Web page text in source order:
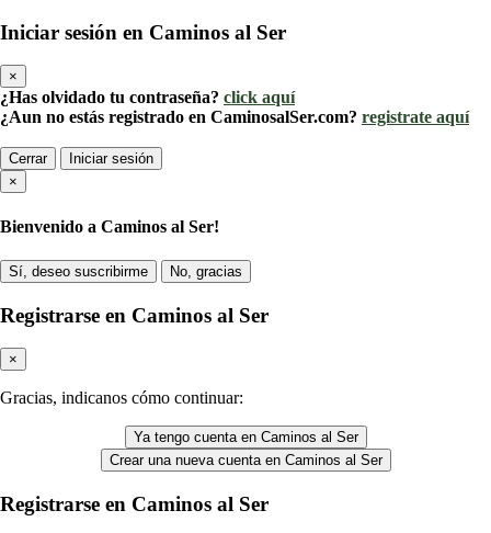
Iniciar sesión en Caminos al Ser
×
¿Has olvidado tu contraseña? click aquí
¿Aun no estás registrado en CaminosalSer.com? registrate aquí
Cerrar
Iniciar sesión
×
Bienvenido a Caminos al Ser!
Sí, deseo suscribirme No, gracias
Registrarse en Caminos al Ser
×
Gracias, indicanos cómo continuar:
Ya tengo cuenta en Caminos al Ser
Crear una nueva cuenta en Caminos al Ser
Registrarse en Caminos al Ser